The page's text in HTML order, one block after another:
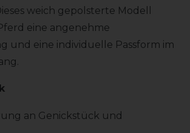
weich gepolsterte Modell
eine angenehme
und eine individuelle Passform im
an Genickstück und